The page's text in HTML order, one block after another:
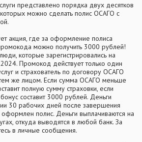
представлено порядка двух десятков
можно сделать полис ОСАГО с
акция, где за оформление полиса
можно получить 3000 рублей!
которые зарегистрировались на
Промокод действует только один
и страхователь по договору ОСАГО
же лицом. Если сумма ОСАГО меньше
полную сумму страховки, если
составит 3000 рублей. Деньги
30 рабочих дней после завершения
полис. Деньги выплачиваются на
откуда выводятся в любой банк. За
в личные сообщения.